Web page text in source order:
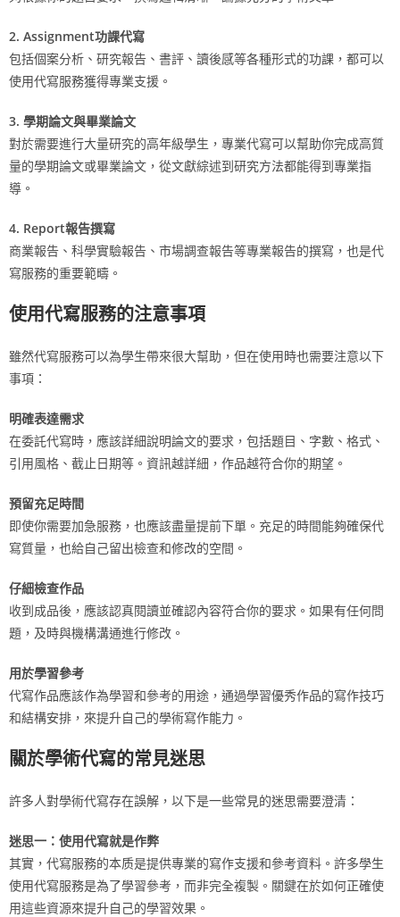
2. Assignment功課代寫
包括個案分析、研究報告、書評、讀後感等各種形式的功課，都可以
使用代寫服務獲得專業支援。
3. 學期論文與畢業論文
對於需要進行大量研究的高年級學生，專業代寫可以幫助你完成高質
量的學期論文或畢業論文，從文獻綜述到研究方法都能得到專業指
導。
4. Report報告撰寫
商業報告、科學實驗報告、市場調查報告等專業報告的撰寫，也是代
寫服務的重要範疇。
使用代寫服務的注意事項
雖然代寫服務可以為學生帶來很大幫助，但在使用時也需要注意以下
事項：
明確表達需求
在委託代寫時，應該詳細說明論文的要求，包括題目、字數、格式、
引用風格、截止日期等。資訊越詳細，作品越符合你的期望。
預留充足時間
即使你需要加急服務，也應該盡量提前下單。充足的時間能夠確保代
寫質量，也給自己留出檢查和修改的空間。
仔細檢查作品
收到成品後，應該認真閱讀並確認內容符合你的要求。如果有任何問
題，及時與機構溝通進行修改。
用於學習參考
代寫作品應該作為學習和參考的用途，通過學習優秀作品的寫作技巧
和結構安排，來提升自己的學術寫作能力。
關於學術代寫的常見迷思
許多人對學術代寫存在誤解，以下是一些常見的迷思需要澄清：
迷思一：使用代寫就是作弊
其實，代寫服務的本质是提供專業的寫作支援和參考資料。許多學生
使用代寫服務是為了學習參考，而非完全複製。關鍵在於如何正確使
用這些資源來提升自己的學習效果。